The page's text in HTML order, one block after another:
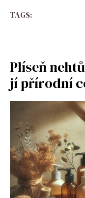
TAGS:
Plíseň
jí přírodní